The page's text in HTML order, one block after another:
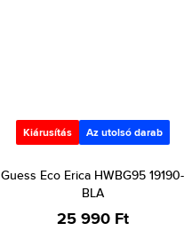
Kiárusítás Az utolsó darab
Guess Eco Erica HWBG95 19190-
BLA
25 990 Ft